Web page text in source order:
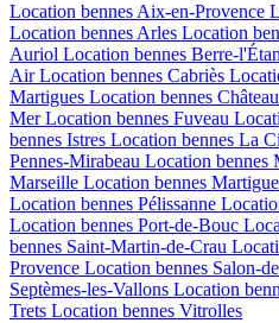
Location bennesAix-en-Provence
Location bennesArles Location
Auriol Location bennes Berre-
Air Location bennes Cabriès
Martigues Location bennes
Mer Location bennes Fuveau
bennes Istres Location bennes La
Pennes-Mirabeau Location bennes
Marseille Location bennes
Location bennes Pélissanne
Location bennes Port-de-Bouc
bennes Saint-Martin-de-Crau
Provence Location bennes Salon-
Septèmes-les-Vallons Location
Trets Location bennes Vitrolles